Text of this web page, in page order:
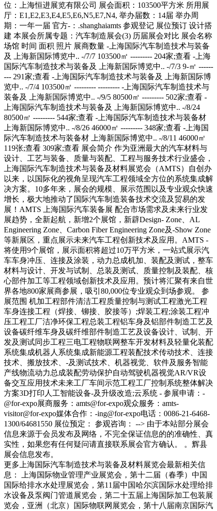
位：上海恒进展览有限公司 展会面积：103500平方米 所用展
厅：E1,E2,E3,E4,E5,E6,N5,E7,N4, 举办届数：14届 举办周
期：一年一届 官方-：.shanghaiamts 参观登记 展位预订 设计搭
建 本展会所属专题：汽车制造展会(3) 历届展会对比 展会名称
场馆 时间 面积 照片 展商数量 -上海国际汽车制造技术与装备
及 上海新国际博览中.. -/7/7 103500㎡ --------- 204家;查看 -上海
国际汽车制造技术与装备及 上海新国际博览中.. -/7/3 9-㎡ ------
--- 291家;查看 -上海国际汽车制造技术与装备及 上海新国际博
览中.. -/7/4 103500㎡ --------- --------- -上海国际汽车制造技术与
装备及 上海新国际博览中.. -/9/5 80500㎡ --------- 502家;查看 -
上海国际汽车制造技术与装备及 上海新国际博览中.. -/8/24
80500㎡ --------- 544家;查看 -上海国际汽车制造技术与装备材
上海新国际博览中.. -/8/26 46000㎡ --------- 348家;查看 -上海国
际汽车制造技术与装备材 上海新国际博览中.. -/8/11 46000㎡
119张;查看 309家;查看 展会简介 作为亚洲最大的汽车材料与
设计、工艺与装备、质量与装配、工程与服务技术行业盛会，
上海国际汽车制造技术与装备及材料展览会（AMTS）自创办
以来，以国际化的视角呈现汽车工程领域全方位的系统集成解
决方案。10多年来，展会的规模、展示范围以及专业观众快速
增长，极大地推动了国际汽车制造装备技术交流及贸易的发
展！AMTS 上海国际汽车装备展 配合市场需求及未来行业发
展趋势，全新起航，新增2个展馆，新辟Design- Zone、AL
Engineering Zone、Carbon Fiber Engineering Zone及-Show Zone
等新展区，重点展示未来汽车工程创新技术及应用。AMTS -
将使用9个展馆，展示面积将超过10万平方米，一站式展示汽
车车身冲压、连接及涂装，动力总成机加、装配及测试，整车
材料与设计、开发与试制、总装及测试、质量控制及装配、核
心部件加工等工程领域创新技术及应用。预计将汇聚有来自世
界各地800家展商参展，吸引80,000位专业观众到场参观。 参
展范围 机加工程部件清洁工程质量控制与测试工程激光工程
车身连接工程（焊接、铆接、胶接等）;焊装工程;涂装工程冲
压工程工厂洁净环保工程总装工程铝车身及铝部件制造工艺及
设备碳纤维车身及碳纤维部件制造工艺及设备设计、试制、开
发及测试同步工程三电工程物联网整车开发材料及轻量化装配
系统集成机器人系统集成新能源工程装配技术传动技术、连接
技术、搬放技术、-及测试技术、机器视觉、软件及服务智能
产线物流动力总成装配劳动保护自动驾驶机器视觉AR/VR设
备交互应用技术未来工厂车间示范工程工厂控制系统整体解决
方案3D打印人工智能设备-及升级改造;云系统 - 参展申请：-
@for-expo展商服务：amts@for-expo观众服务：amts-
visitor@for-expo媒体合作：-ing@for-expo电话：0086-21-6468-
1300/64681550 展位预定： 参观咨询： --> 由于本站部分展会
信息来源于会员发布及网络，不完全保证信息的的准确性、真
实性，如果您有任何疑问请直接联系展会官方确认。 。辉县
展会信息发布。
更多上海国际汽车制造技术与装备及材料展览会最新相关信
息： 上海国际物业管理产业展览会，第十二届（春季）中国
国际给排水水处理展览会，第11届中国哈尔滨国际水处理给排
水设备及泵阀门管道展览会，第二十五届上海国际加工包装展
览会，亚洲（北京）国际物联网展览会，第十八届南京国际汽